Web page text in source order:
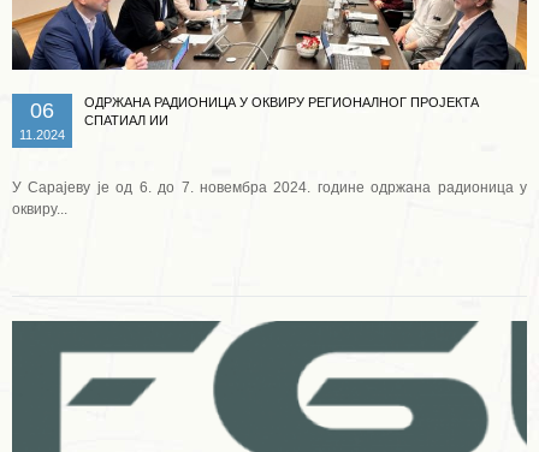
06
11.2024
ОДРЖАНА РАДИОНИЦА У ОКВИРУ РЕГИОНАЛНОГ ПРОЈЕКТА
СПАТИАЛ ИИ
У Сарајеву је од 6. до 7. новембра 2024. године одржана радионица у
оквиру...